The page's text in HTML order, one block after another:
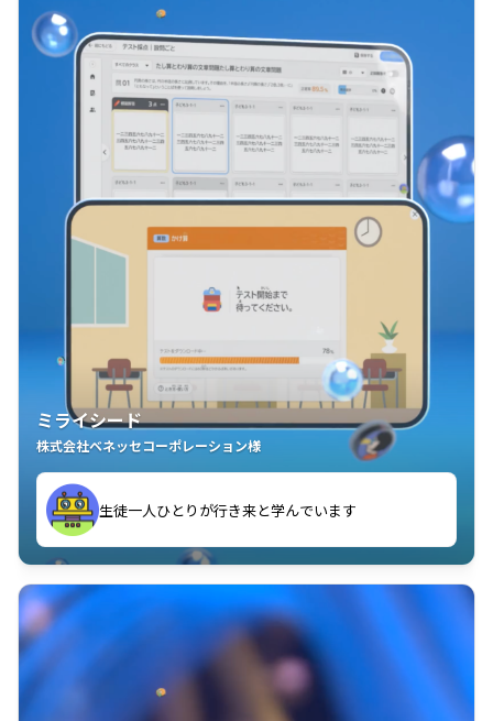
ミライシード
株式会社ベネッセコーポレーション様
生徒一人ひとりが行き来と学んでいます
教室中の児童生徒が「問題が解けてうれしい」「解く
ことが楽しい」を実感しています